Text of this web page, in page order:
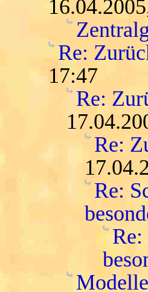
Re:
17:47
Re:
Re:
Re:
Modelle